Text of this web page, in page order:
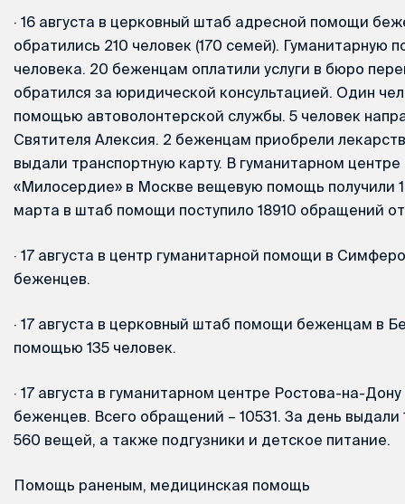
· 16 августа в церковный штаб адресной помощи
обратились 210 человек (170 семей). Гуманитарную
человека. 20 беженцам оплатили услуги в бюро
обратился за юридической консультацией. Один
помощью автоволонтерской службы. 5 человек
Святителя Алексия. 2 беженцам приобрели
выдали транспортную карту. В гуманитарном
«Милосердие» в Москве вещевую помощь получили
марта в штаб помощи поступило 18910 обращений
· 17 августа в центр гуманитарной помощи в
беженцев.
· 17 августа в церковный штаб помощи беженцам в
помощью 135 человек.
· 17 августа в гуманитарном центре Ростова-на-
беженцев. Всего обращений – 10531. За день выдали
560 вещей, а также подгузники и детское питание.
Помощь раненым, медицинская помощь